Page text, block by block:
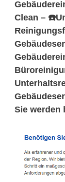
Clean –
Sie